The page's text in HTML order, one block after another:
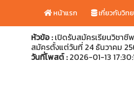
หน้าแรก เกี่ยวกับวิท
หัวข้อ :เปิดรับสมัครเรียนวิชาชี
สมัครตั้งแต่วันที่ 24 ธันวาคม
วันที่โพสต์ :2026-01-13